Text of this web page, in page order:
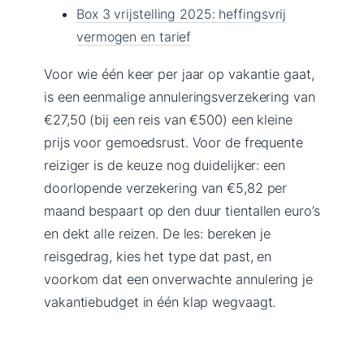
Box 3 vrijstelling 2025: heffingsvrij
vermogen en tarief
Voor wie één keer per jaar op vakantie gaat,
is een eenmalige annuleringsverzekering van
€27,50 (bij een reis van €500) een kleine
prijs voor gemoedsrust. Voor de frequente
reiziger is de keuze nog duidelijker: een
doorlopende verzekering van €5,82 per
maand bespaart op den duur tientallen euro’s
en dekt alle reizen. De les: bereken je
reisgedrag, kies het type dat past, en
voorkom dat een onverwachte annulering je
vakantiebudget in één klap wegvaagt.